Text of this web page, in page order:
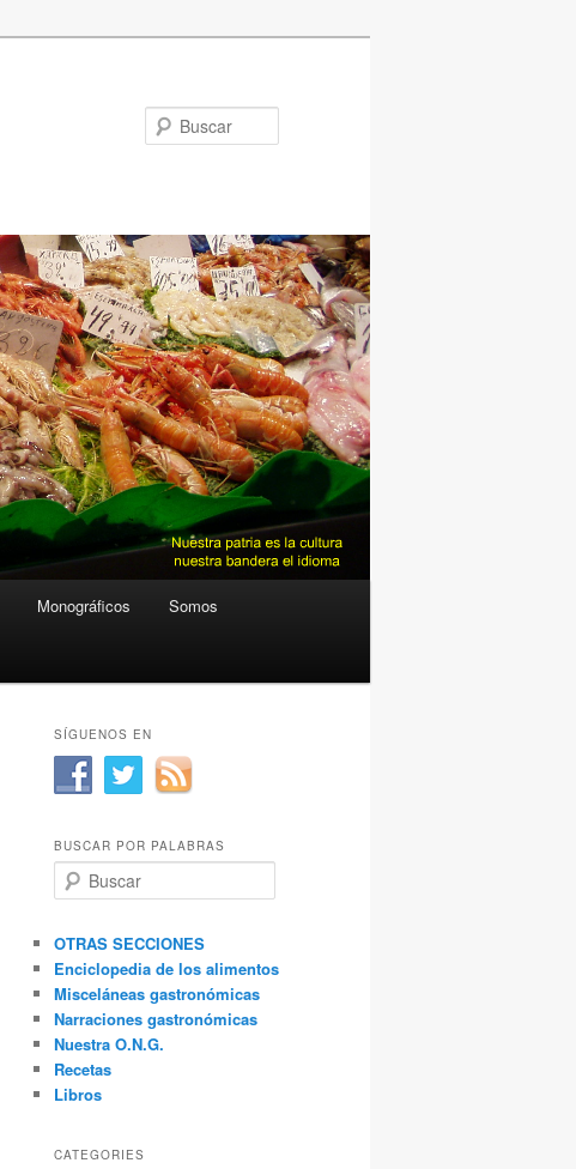
Monográficos Somos
SÍGUENOS EN
BUSCAR POR PALABRAS
u
c
a
r
OTRAS SECCIONES
Enciclopedia de los alimentos
Misceláneas gastronómicas
Narraciones gastronómicas
Nuestra O.N.G.
Recetas
Libros
CATEGORIES